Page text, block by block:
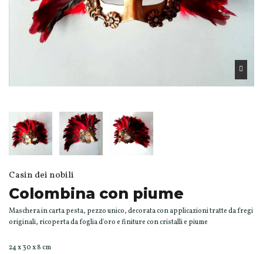
Casin dei nobili
Colombina con piume
Maschera in carta pesta, pezzo unico, decorata con applicazioni tratte da fregi
originali, ricoperta da foglia d'oro e finiture con cristalli e piume
24 x 30 x 8 cm